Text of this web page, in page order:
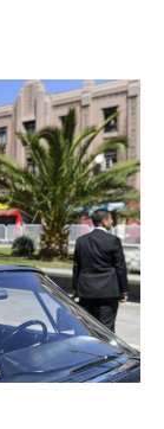
mediante